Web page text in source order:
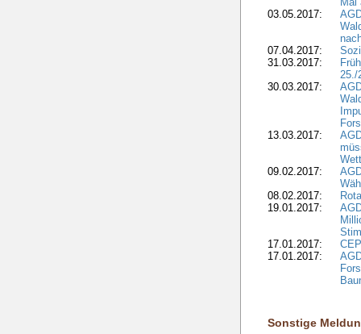
03.05.2017:
07.04.2017:
31.03.2017:
25./
30.03.2017:
13.03.2017:
09.02.2017:
08.02.2017:
19.01.2017:
17.01.2017:
17.01.2017:
Sonstige